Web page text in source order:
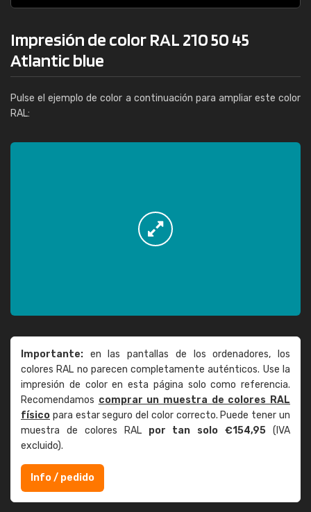
Impresión de color RAL 210 50 45
Atlantic blue
Pulse el ejemplo de color a continuación para ampliar este color
RAL:
Importante: en las pantallas de los ordenadores, los
colores RAL no parecen completamente auténticos. Use la
impresión de color en esta página solo como referencia.
Recomendamos comprar un muestra de colores RAL
físico para estar seguro del color correcto. Puede tener un
muestra de colores RAL por tan solo €154,95 (IVA
excluido).
Info / pedido